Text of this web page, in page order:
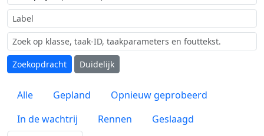
Label
Zoekopdracht
Duidelijk
Alle Gepland
Opnieuw geprobeerd
In de wachtrij
Rennen
Geslaagd